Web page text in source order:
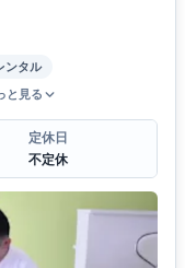
ンタル
と見る
定休日
不定休